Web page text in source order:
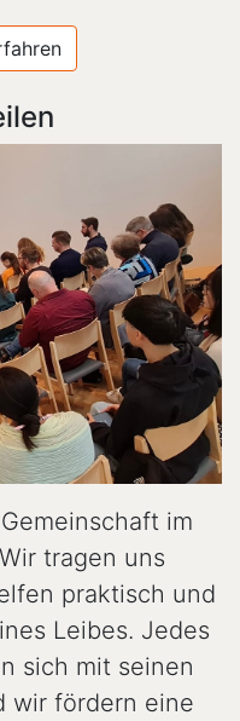
im
tragen uns
praktisch und
Leibes. Jedes
sich mit seinen
wir fördern eine